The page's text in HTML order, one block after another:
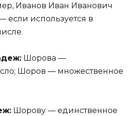
Иванов Иван Иванович
используется в
Шорова —
Шоров — множественное
Шорову — единственное